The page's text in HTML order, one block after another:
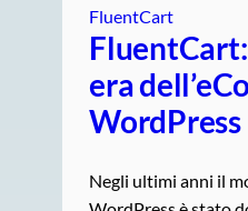
FluentCart
era
WordPress
Negli ultimi anni il